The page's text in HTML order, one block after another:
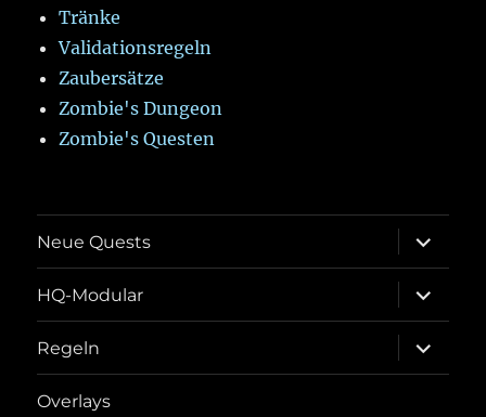
Tränke
Validationsregeln
Zaubersätze
Zombie's Dungeon
Zombie's Questen
Neue Quests
öffnen
HQ-Modular
öffnen
Regeln
öffnen
Overlays